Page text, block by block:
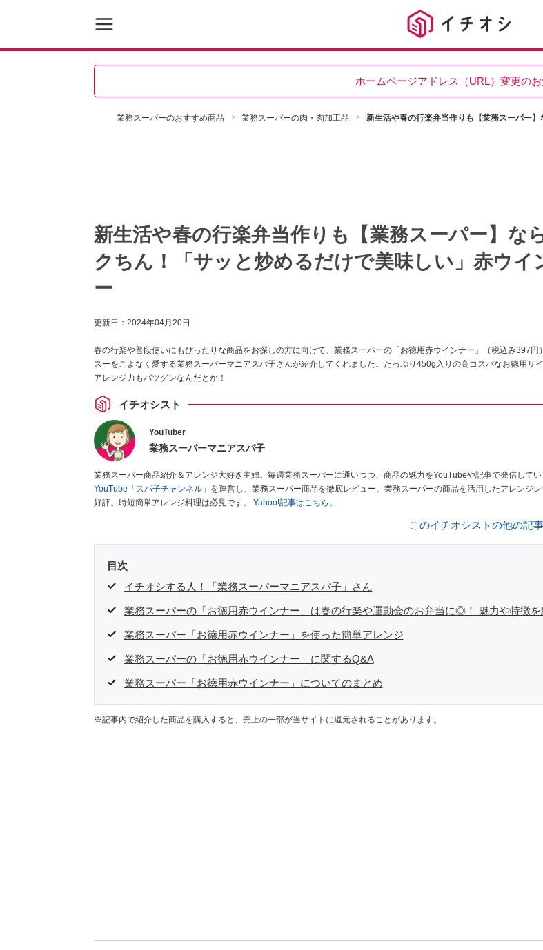
ホームページアドレス（URL）変更の
業務スーパーのおすすめ商品 業務スーパーの肉・肉加工品 新生活や春の行楽弁当作りも【業務スーパー
新生活や春の行楽弁当作りも【業務スーパー】な
クちん！「サッと炒めるだけで美味しい」赤ウイ
ー
更新日： 2024年04月20日
春の行楽や普段使いにもぴったりな商品をお探しの方に向けて、業務スーパーの「お徳用赤ウインナー」（税込み397円
スーをこよなく愛する業務スーパーマニアスパ子さんが紹介してくれました。たっぷり450g入りの高コスパなお徳用サイ
アレンジ力もバツグンなんだとか！
イチオシスト
YouTuber
業務スーパーマニアスパ子
業務スーパー商品紹介＆アレンジ大好き主婦。毎週業務スーパーに通いつつ、商品の魅力をYouTubeや記事で発信して
YouTube「スパ子チャンネル」 を運営し、業務スーパー商品を徹底レビュー。業務スーパーの商品を活用したアレンジ
好評。時短簡単アレンジ料理は必見です。 Yahoo!記事はこちら。
このイチオシストの他の記
目次
イチオシする人！「業務スーパーマニアスパ子」さん
業務スーパーの「お徳用赤ウインナー」は春の行楽や運動会のお弁当に◎！ 魅力や特徴を
業務スーパー「お徳用赤ウインナー」を使った簡単アレンジ
業務スーパーの「お徳用赤ウインナー」に関するQ&A
業務スーパー「お徳用赤ウインナー」についてのまとめ
※記事内で紹介した商品を購入すると、売上の一部が当サイトに還元されることがあります。